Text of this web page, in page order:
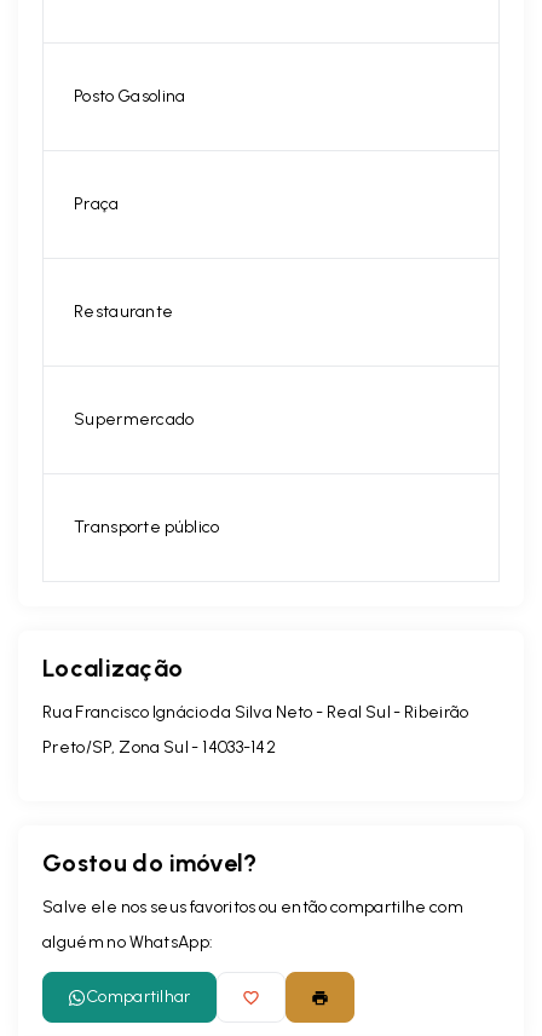
Posto Gasolina
Praça
Restaurante
Supermercado
Transporte público
Localização
Rua Francisco Ignácio da Silva Neto - Real Sul - Ribeirão
Preto/SP, Zona Sul - 14033-142
Gostou do imóvel?
Salve ele nos seus favoritos ou então compartilhe com
alguém no WhatsApp:
Compartilhar